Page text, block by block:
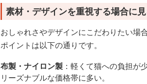
素材・デザインを重視する場合に
おしゃれさやデザインにこだわりたい場
ポイントは以下の通りです。
布製・ナイロン製 ：軽くて猫への負担が
リーズナブルな価格帯に多い。